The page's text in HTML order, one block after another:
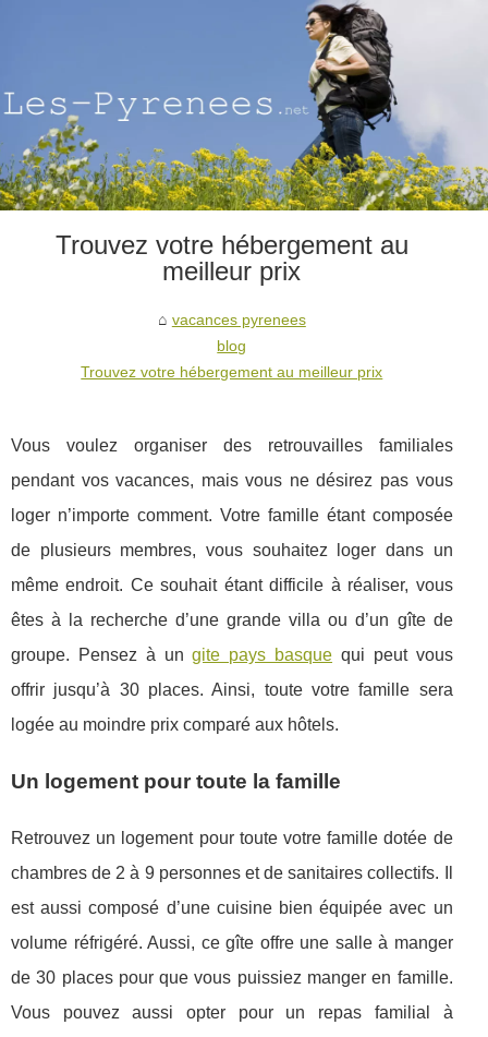
Trouvez votre hébergement au
meilleur prix
vacances pyrenees
blog
Trouvez votre hébergement au meilleur prix
Vous voulez organiser des retrouvailles familiales
pendant vos vacances, mais vous ne désirez pas vous
loger n’importe comment. Votre famille étant composée
de plusieurs membres, vous souhaitez loger dans un
même endroit. Ce souhait étant difficile à réaliser, vous
êtes à la recherche d’une grande villa ou d’un gîte de
groupe. Pensez à ungite pays basque qui peut vous
offrir jusqu’à 30 places. Ainsi, toute votre famille sera
logée au moindre prix comparé aux hôtels.
Un logement pour toute la famille
Retrouvez un logement pour toute votre famille dotée de
chambres de 2 à 9 personnes et de sanitaires collectifs. Il
est aussi composé d’une cuisine bien équipée avec un
volume réfrigéré. Aussi, ce gîte offre une salle à manger
de 30 places pour que vous puissiez manger en famille.
Vous pouvez aussi opter pour un repas familial à